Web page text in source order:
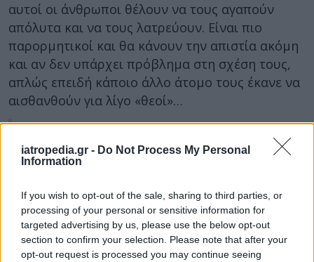
iatropedia.gr - Do Not Process My Personal
Information
If you wish to opt-out of the sale, sharing to third parties, or
processing of your personal or sensitive information for
targeted advertising by us, please use the below opt-out
section to confirm your selection. Please note that after your
opt-out request is processed you may continue seeing
αυτοί οι άνθρωποι θέλουν να τους αγαπούν
απόλυτα και να τους λατρεύουν. Είναι πιο
παρορμητικοί και θα κάνουν την απιστία ακόμη
και αν δεν υπάρχει πρόβλημα στη σχέση τους,
απλώς επειδή κάποιο άλλο άτομο τους έκανε να
αισθανθούν για λίγο «θεοί»…
υποχωρεί με την ηλικία, δείχνει
Είστε επιρρεπείς σε συναισθηματικά μη
διαθέσιμους ανθρώπους